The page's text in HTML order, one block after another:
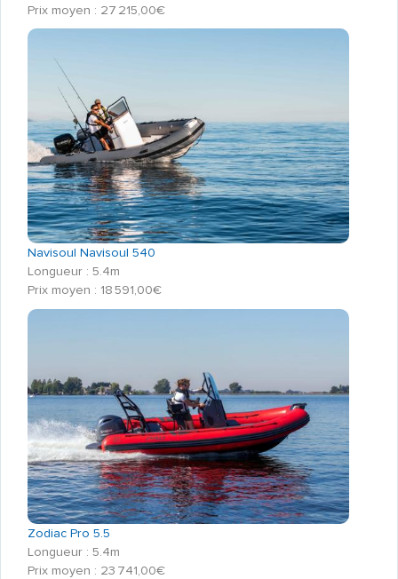
Prix moyen : 27 215,00€
Navisoul Navisoul 540
Longueur : 5.4m
Prix moyen : 18 591,00€
Zodiac Pro 5.5
Longueur : 5.4m
Prix moyen : 23 741,00€